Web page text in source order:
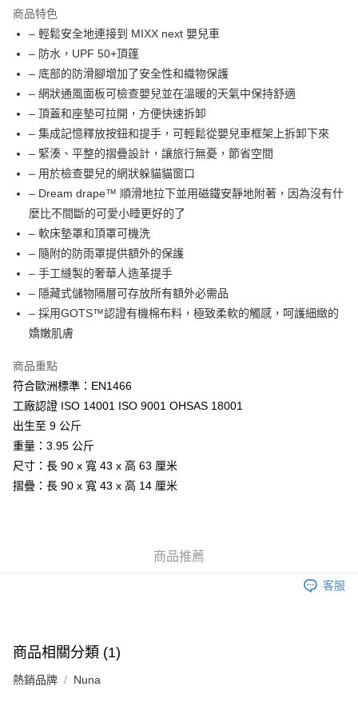
AlipayHK
PayMe
WeChat Pay
送貨方式
香港配送
每筆HK$55.00，滿HK$800.00或以上免運費
商品特色
– 輕鬆安全地連接到 MIXX next 嬰兒車
– 防水，UPF 50+頂篷
– 底部的防滑腳增加了安全性和織物保護
– 網狀通風面板可檢查嬰兒並在溫暖的天氣中保持舒適
– 頂蓋和座墊可拉開，方便快速拆卸
– 集成記憶釋放按鈕和提手，可輕鬆從嬰兒車框架上拆卸下來
– 緊湊、平整的摺疊設計，讓旅行無憂，節省空間
– 用於檢查嬰兒的網狀躲貓貓窗口
– Dream drape™ 順滑地拉下並用磁鐵安靜地附著，因為沒有什
麼比不間斷的可愛小睡更好的了
– 軟床墊罩和頂罩可機洗
– 隨附的防雨罩提供額外的保護
– 手工縫製的奢華人造革提手
– 隱藏式儲物隔層可存放所有額外必需品
– 採用GOTS™認證有機棉布料，極致柔軟的觸感，呵護細緻的
嬌嫩肌膚
商品重點
符合歐洲標準：EN1466
工廠認證 ISO 14001 ISO 9001 OHSAS 18001
出生至 9 公斤
重量：3.95 公斤
尺寸：長 90 x 寬 43 x 高 63 厘米
摺疊：長 90 x 寬 43 x 高 14 厘米
商品推薦
客服
商品相關分類 (1)
熱銷品牌 Nuna